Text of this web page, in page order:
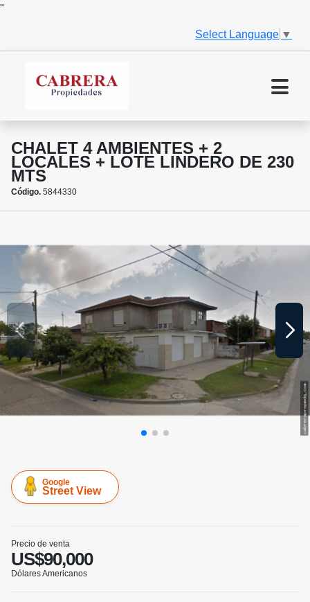
"
Select Language ▼
CHALET 4 AMBIENTES + 2
LOCALES + LOTE LINDERO DE 230
MTS
Código. 5844330
Google
Street View
Precio de venta
US$90,000
Dólares Americanos